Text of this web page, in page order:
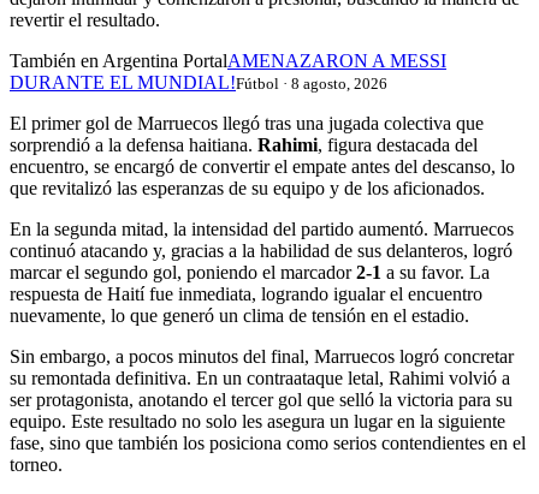
revertir el resultado.
También en Argentina PortalAMENAZARON A MESSI
DURANTE EL MUNDIAL!Fútbol · 8 agosto, 2026
El primer gol de Marruecos llegó tras una jugada colectiva que
sorprendió a la defensa haitiana. Rahimi, figura destacada del
encuentro, se encargó de convertir el empate antes del descanso, lo
que revitalizó las esperanzas de su equipo y de los aficionados.
En la segunda mitad, la intensidad del partido aumentó. Marruecos
continuó atacando y, gracias a la habilidad de sus delanteros, logró
marcar el segundo gol, poniendo el marcador2-1 a su favor. La
respuesta de Haití fue inmediata, logrando igualar el encuentro
nuevamente, lo que generó un clima de tensión en el estadio.
Sin embargo, a pocos minutos del final, Marruecos logró concretar
su remontada definitiva. En un contraataque letal, Rahimi volvió a
ser protagonista, anotando el tercer gol que selló la victoria para su
equipo. Este resultado no solo les asegura un lugar en la siguiente
fase, sino que también los posiciona como serios contendientes en el
torneo.